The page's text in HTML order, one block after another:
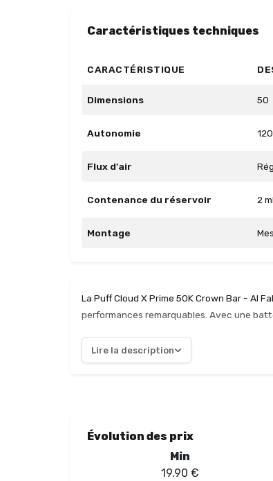
Caractéristiques techniques
CARACTÉRISTIQUE
Dimensions 50
Autonomie
Flux d'air
Contenance du réservoir 2 ml
Montage
La Puff Cloud X Prime 50K Crown Bar - Al
performances remarquables. Avec une
puissance. L’expérience de vapotage est
serrée à une inhalation DL plus aérienne,
comme un choix judicieux pour les
Lire la description
Évolution des prix
Min
19.90 €